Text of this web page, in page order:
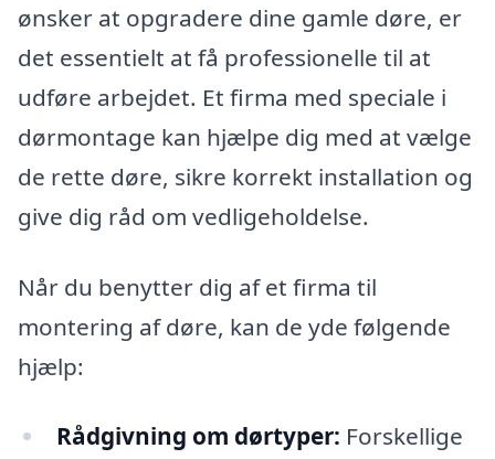
ønsker at opgradere dine gamle døre, er
det essentielt at få professionelle til at
udføre arbejdet. Et firma med speciale i
dørmontage kan hjælpe dig med at vælge
de rette døre, sikre korrekt installation og
give dig råd om vedligeholdelse.
Når du benytter dig af et firma til
montering af døre, kan de yde følgende
hjælp:
Rådgivning om dørtyper: Forskellige